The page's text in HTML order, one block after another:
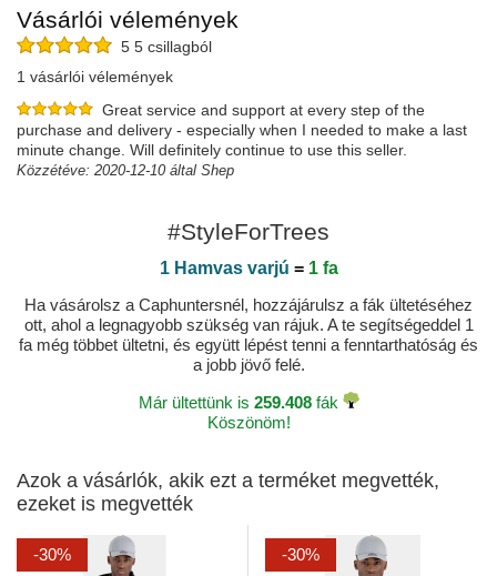
Vásárlói vélemények
5 5 csillagból
1 vásárlói vélemények
Great service and support at every step of the
purchase and delivery - especially when I needed to make a last
minute change. Will definitely continue to use this seller.
Közzétéve: 2020-12-10 által Shep
#StyleForTrees
1 Hamvas varjú = 1 fa
Ha vásárolsz a Caphuntersnél, hozzájárulsz a fák ültetéséhez
ott, ahol a legnagyobb szükség van rájuk. A te segítségeddel 1
fa még többet ültetni, és együtt lépést tenni a fenntarthatóság és
a jobb jövő felé.
Már ültettünk is 259.408fák
Köszönöm!
Azok a vásárlók, akik ezt a terméket megvették,
ezeket is megvették
-30% -30%